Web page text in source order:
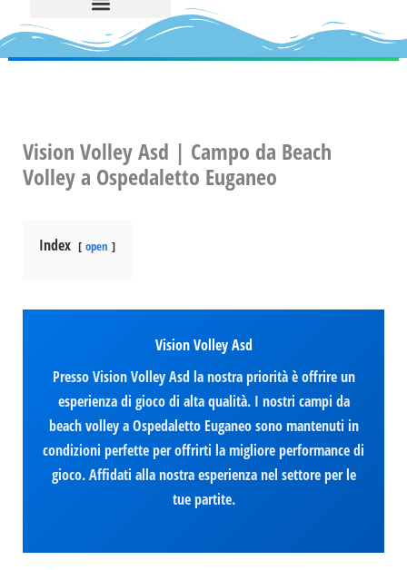
Vision Volley Asd | Campo da Beach
Volley a Ospedaletto Euganeo
Index open
Vision Volley Asd
Presso Vision Volley Asd la nostra priorità è offrire un
esperienza di gioco di alta qualità. I nostri campi da
beach volley a Ospedaletto Euganeo sono mantenuti in
condizioni perfette per offrirti la migliore performance di
gioco. Affidati alla nostra esperienza nel settore per le
tue partite.